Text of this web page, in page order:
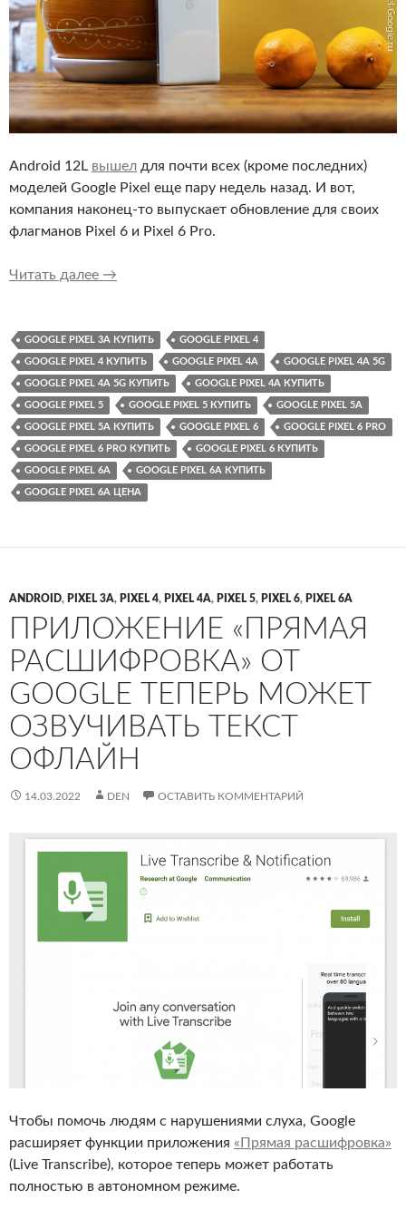
Android 12L вышел для почти всех (кроме последних)
моделей Google Pixel еще пару недель назад. И вот,
компания наконец-то выпускает обновление для своих
флагманов Pixel 6 и Pixel 6 Pro.
Читать далее Android 12L с набором новых функций
→
GOOGLE PIXEL 3A КУПИТЬ GOOGLE PIXEL 4
GOOGLE PIXEL 4 КУПИТЬ GOOGLE PIXEL 4A GOOGLE PIXEL 4A 5G
GOOGLE PIXEL 4A 5G КУПИТЬ GOOGLE PIXEL 4A КУПИТЬ
GOOGLE PIXEL 5 GOOGLE PIXEL 5 КУПИТЬ GOOGLE PIXEL 5A
GOOGLE PIXEL 5A КУПИТЬ GOOGLE PIXEL 6 GOOGLE PIXEL 6 PRO
GOOGLE PIXEL 6 PRO КУПИТЬ GOOGLE PIXEL 6 КУПИТЬ
GOOGLE PIXEL 6A GOOGLE PIXEL 6A КУПИТЬ
GOOGLE PIXEL 6A ЦЕНА
ANDROID, PIXEL 3A, PIXEL 4, PIXEL 4A, PIXEL 5, PIXEL 6, PIXEL 6A
ПРИЛОЖЕНИЕ «ПРЯМАЯ
РАСШИФРОВКА» ОТ
GOOGLE ТЕПЕРЬ МОЖЕТ
ОЗВУЧИВАТЬ ТЕКСТ
ОФЛАЙН
14.03.2022 DEN ОСТАВИТЬ КОММЕНТАРИЙ
Чтобы помочь людям с нарушениями слуха, Google
расширяет функции приложения «Прямая расшифровка»
(Live Transcribe), которое теперь может работать
полностью в автономном режиме.